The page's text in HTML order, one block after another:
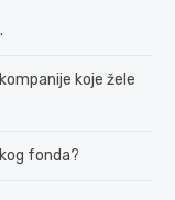
koje žele
fonda?